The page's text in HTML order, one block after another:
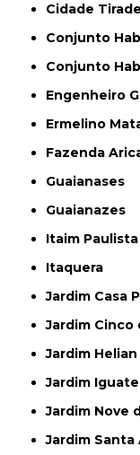
Cidade
Conjunto
Conjunto
Engenheiro
Ermelino
Fazenda
Guaianases
Guaianazes
Itaim Paulista
Itaquera
Jardim Casa
Jardim
Jardim Helian
Jardim
Jardim Nove
Jardim